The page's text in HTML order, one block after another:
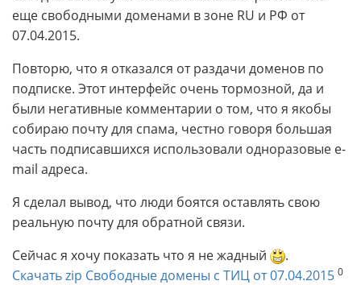
еще свободными доменами в зоне RU и РФ от
07.04.2015.
Повторю, что я отказался от раздачи доменов по
подписке. Этот интерфейс очень тормозной, да и
были негативные комментарии о том, что я якобы
собираю почту для спама, честно говоря большая
часть подписавшихся использовали одноразовые e-
mail адреса.
Я сделал вывод, что люди боятся оставлять свою
реальную почту для обратной связи.
Сейчас я хочу показать что я не жадный
.
Скачать zip Свободные домены с ТИЦ от 07.04.2015 0